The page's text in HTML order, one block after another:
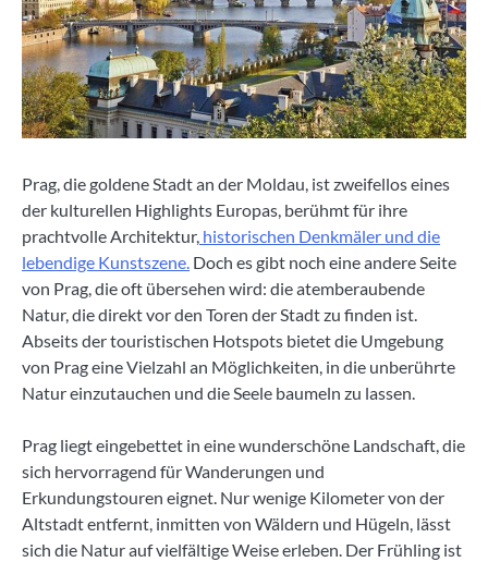
Prag, die goldene Stadt an der Moldau, ist zweifellos eines
der kulturellen Highlights Europas, berühmt für ihre
prachtvolle Architektur, historischen Denkmäler und die
lebendige Kunstszene. Doch es gibt noch eine andere Seite
von Prag, die oft übersehen wird: die atemberaubende
Natur, die direkt vor den Toren der Stadt zu finden ist.
Abseits der touristischen Hotspots bietet die Umgebung
von Prag eine Vielzahl an Möglichkeiten, in die unberührte
Natur einzutauchen und die Seele baumeln zu lassen.
Prag liegt eingebettet in eine wunderschöne Landschaft, die
sich hervorragend für Wanderungen und
Erkundungstouren eignet. Nur wenige Kilometer von der
Altstadt entfernt, inmitten von Wäldern und Hügeln, lässt
sich die Natur auf vielfältige Weise erleben. Der Frühling ist